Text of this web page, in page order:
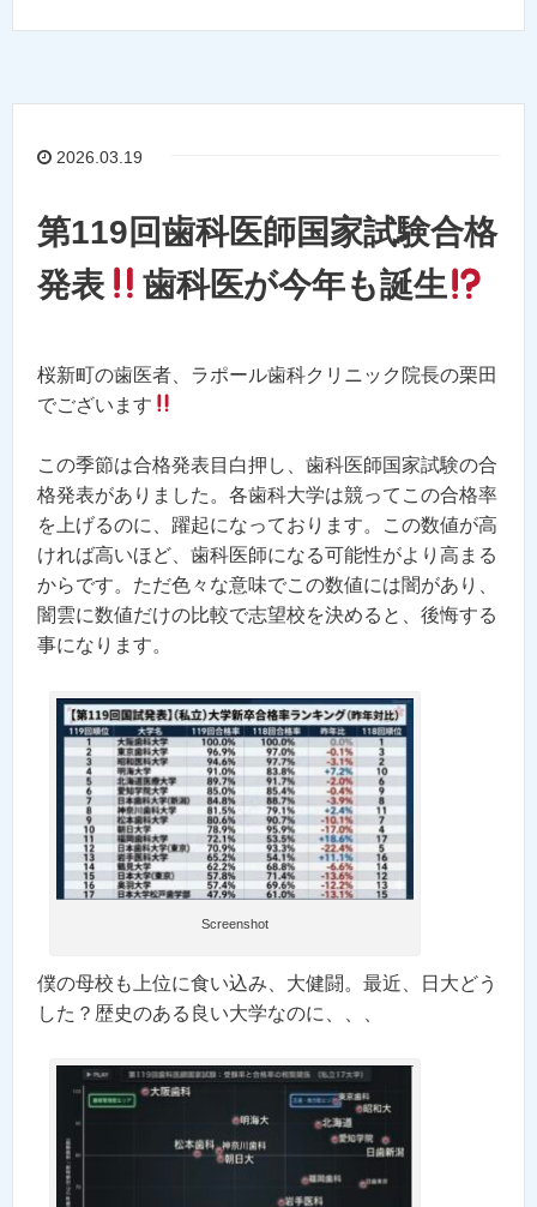
2026.03.19
第119回歯科医師国家試験合格
発表
歯科医が今年も誕生
桜新町の歯医者、ラポール歯科クリニック院長の栗田
でございます
この季節は合格発表目白押し、歯科医師国家試験の合
格発表がありました。各歯科大学は競ってこの合格率
を上げるのに、躍起になっております。この数値が高
ければ高いほど、歯科医師になる可能性がより高まる
からです。ただ色々な意味でこの数値には闇があり、
闇雲に数値だけの比較で志望校を決めると、後悔する
事になります。
Screenshot
僕の母校も上位に食い込み、大健闘。最近、日大どう
した？歴史のある良い大学なのに、、、